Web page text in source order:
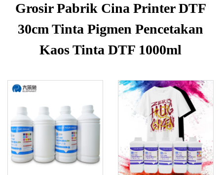
Grosir Pabrik Cina Printer DTF
30cm Tinta Pigmen Pencetakan
Kaos Tinta DTF 1000ml